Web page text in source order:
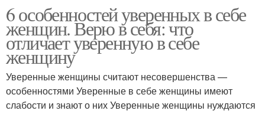
6 особенностей уверенных в себе
женщин. Верю в себя: что
отличает уверенную в себе
женщину
Уверенные женщины считают несовершенства —
особенностями Уверенные в себе женщины имеют
слабости и знают о них Уверенные женщины нуждаются